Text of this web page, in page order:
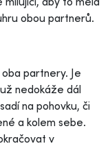
obou partnerů.
partnery. Je
nedokáže dál
na pohovku, či
a kolem sebe.
v